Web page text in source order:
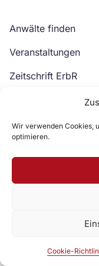
Wir verwenden Cookies,
optimieren.
Cookie-
Anwälte finden
Veranstaltungen
Zeitschrift ErbR